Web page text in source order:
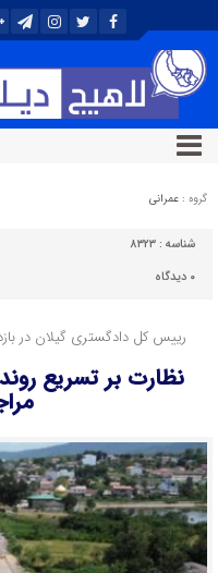
گروه : عمرانی
شناسه : ۸۳۲۳
۰ دیدگاه
رییس کل دادگستری گیلان در
نظارت بر تسریع